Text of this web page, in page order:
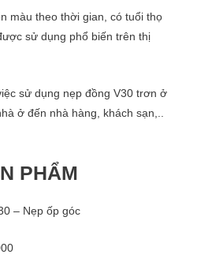
màu theo thời gian, có tuổi thọ
sử dụng phổ biến trên thị
sử dụng nẹp đồng V30 trơn ở
ở đến nhà hàng, khách sạn,..
PHẨM
– Nẹp ốp góc